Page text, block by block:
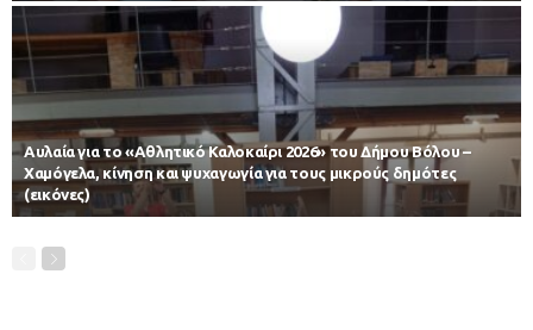
Αυλαία για το «Αθλητικό Καλοκαίρι 2026» του Δήμου Βόλου –
Χαμόγελα, κίνηση και ψυχαγωγία για τους μικρούς δημότες
(εικόνες)